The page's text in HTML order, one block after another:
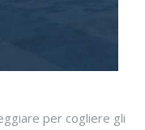
per cogliere gli